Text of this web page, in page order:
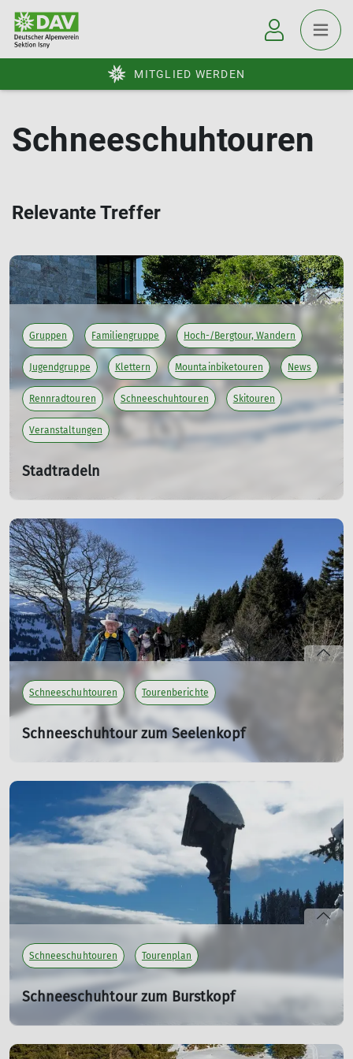
MITGLIED WERDEN
Schneeschuhtouren
Relevante Treffer
Gruppen Familiengruppe Hoch-/Bergtour, Wandern
Jugendgruppe Klettern Mountainbiketouren News
Rennradtouren Schneeschuhtouren Skitouren
Veranstaltungen
Stadtradeln
Am Samstag, den 13.06 bis Freitag, den 03.07.26 können
beim Stadtradeln wieder Kilometer gesammelt werden.
Mich würde es freuen, wenn viele für unser Team "DAV-
Isny" starten würden um wieder eine gute Platzierung zu
erreichen.
PS: Auch bei demEvent am Sonntag der VoBa( Wir
radeln für unseren Sektions-Bus ), können sowohl
Stempel für den Bus als auch Kilometer fürs Stadtradeln
gesammelt werden.
Gruß Daniel Ludwig
Schneeschuhtouren Tourenberichte
Schneeschuhtour zum Seelenkopf
08.02.2026
9 maskierte Wanderfreunde vom DAV Sektion Isny
starteten am Parkplatz Hochgrat zu einer
Schneeschuhtour auf den Seelenkopf.
Schneeschuhtouren Tourenplan
Schneeschuhtour zum Burstkopf
Sa. 14.02.2026
Am Samstag, den 14.02.2026, führt der DAV Sektion Isny